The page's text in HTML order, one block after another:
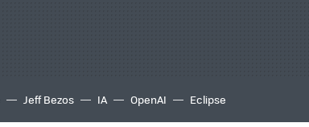
Jeff Bezos IA OpenAI Eclipse